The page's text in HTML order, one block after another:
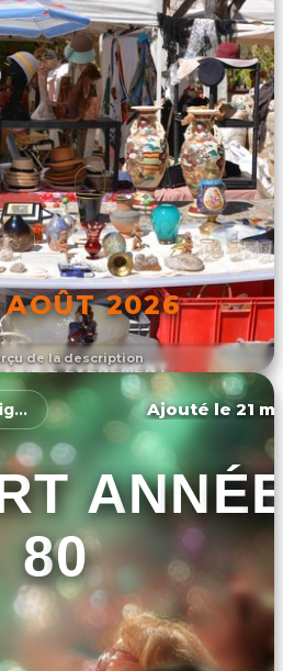
de la description
2026
L'ÉVÉNEMENT
Villefranche-du-périgord Ajouté le 21
80